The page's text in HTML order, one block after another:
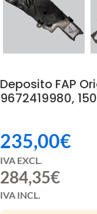
Deposito FAP
9672419980,
235,00€
IVA EXCL.
284,35€
IVA INCL.